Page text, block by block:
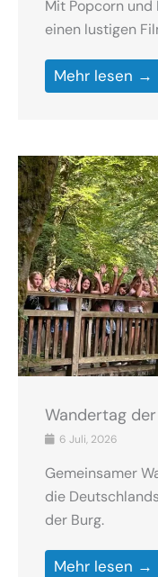
Mit Popcorn
einen lustigen
Mehr lesen →
Wandertag
6 Juli, 2026
Gemeinsamer
die
der Burg.
Mehr lesen →